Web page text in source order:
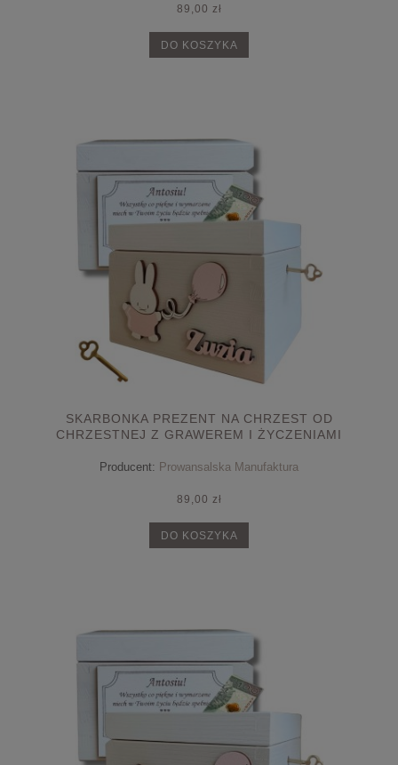
89,00 zł
DO KOSZYKA
SKARBONKA PREZENT NA CHRZEST OD
CHRZESTNEJ Z GRAWEREM I ŻYCZENIAMI
Producent: Prowansalska Manufaktura
89,00 zł
DO KOSZYKA